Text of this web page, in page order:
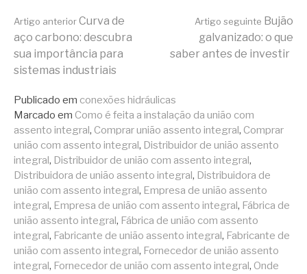
Continue
lendo
Artigo anteriorCurva de
aço carbono: descubra
sua importância para
sistemas industriais
Artigo seguinte Bujão
galvanizado: o que
saber antes de investir
Publicado em conexões hidráulicas
Marcado em Como é feita a instalação da união com
assento integral, Comprar união assento integral, Comprar
união com assento integral, Distribuidor de união assento
integral, Distribuidor de união com assento integral,
Distribuidora de união assento integral, Distribuidora de
união com assento integral, Empresa de união assento
integral, Empresa de união com assento integral, Fábrica de
união assento integral, Fábrica de união com assento
integral, Fabricante de união assento integral, Fabricante de
união com assento integral, Fornecedor de união assento
integral, Fornecedor de união com assento integral, Onde